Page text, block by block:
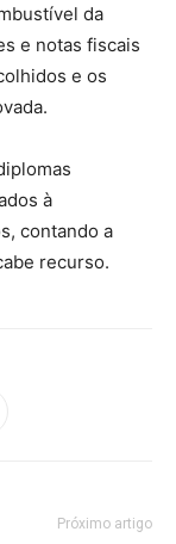
da
e notas fiscais
e os
à
contando a
recurso.
Próximo artigo